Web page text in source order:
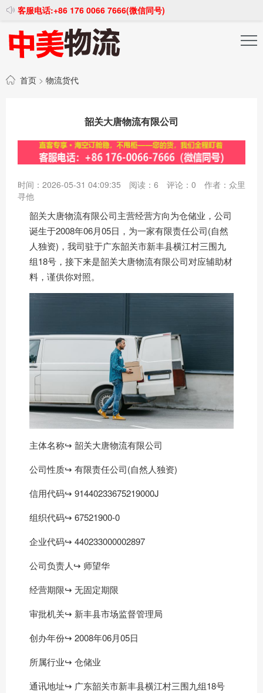
客服电话:+86 176 0066 7666(微信同号)
首页 > 物流货代
韶关大唐物流有限公司
时间：2026-05-31 04:09:35 阅读： 6 评论： 0
作者：众里
寻他
韶关大唐物流有限公司主营经营方向为仓储业，公司
诞生于2008年06月05日，为一家有限责任公司(自然
人独资)，我司驻于广东韶关市新丰县横江村三围九
组18号，接下来是韶关大唐物流有限公司对应辅助材
料，谨供你对照。
主体名称↪ 韶关大唐物流有限公司
公司性质↪ 有限责任公司(自然人独资)
信用代码↪ 91440233675219000J
组织代码↪ 67521900-0
企业代码↪ 440233000002897
公司负责人↪ 师望华
经营期限↪ 无固定期限
审批机关↪ 新丰县市场监督管理局
创办年份↪ 2008年06月05日
所属行业↪ 仓储业
通讯地址↪ 广东韶关市新丰县横江村三围九组18号